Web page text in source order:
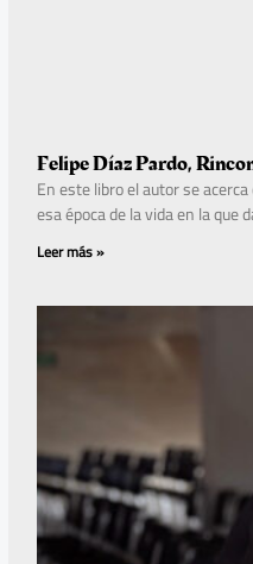
Felipe Díaz Pardo,
En este libro el autor se
esa época de la vida en la que
Leer más »